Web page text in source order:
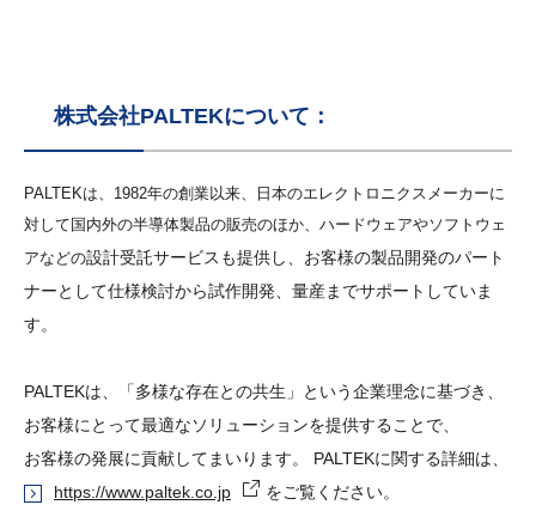
株式会社PALTEKについて：
PALTEKは、1982年の創業以来、⽇本のエレクトロニクスメーカーに
対して国内外の半導体製品の販売のほか、ハードウェアやソフトウェ
アなどの設計受託サービスも提供し、お客様の製品開発のパート
ナーとして仕様検討から試作開発、量産までサポートしていま
す。
PALTEKは、「多様な存在との共⽣」という企業理念に基づき、
お客様にとって最適なソリューションを提供することで、
お客様の発展に貢献してまいります。 PALTEKに関する詳細は、
https://www.paltek.co.jp
をご覧ください。